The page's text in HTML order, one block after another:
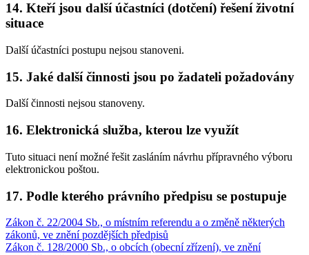
14. Kteří jsou další účastníci (dotčení) řešení životní
situace
Další účastníci postupu nejsou stanoveni.
15. Jaké další činnosti jsou po žadateli požadovány
Další činnosti nejsou stanoveny.
16. Elektronická služba, kterou lze využít
Tuto situaci není možné řešit zasláním návrhu přípravného výboru
elektronickou poštou.
17. Podle kterého právního předpisu se postupuje
Zákon č. 22/2004 Sb., o místním referendu a o změně některých
zákonů, ve znění pozdějších předpisů
Zákon č. 128/2000 Sb., o obcích (obecní zřízení), ve znění